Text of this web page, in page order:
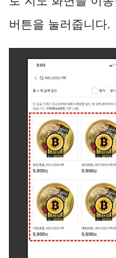
버튼을 눌러줍니다.